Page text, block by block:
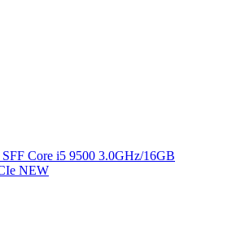
Core i5 9500 3.0GHz/16GB
NEW